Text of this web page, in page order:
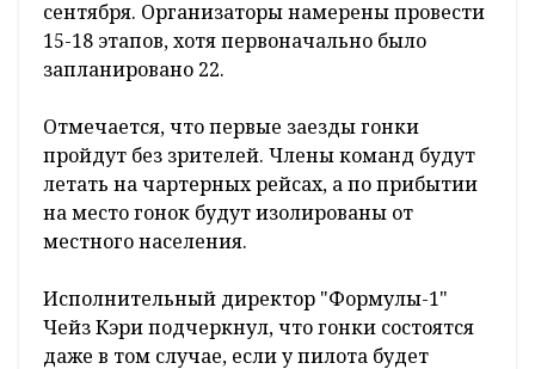
сентября. Организаторы намерены провести
15-18 этапов, хотя первоначально было
запланировано 22.
Отмечается, что первые заезды гонки
пройдут без зрителей. Члены команд будут
летать на чартерных рейсах, а по прибытии
на место гонок будут изолированы от
местного населения.
Исполнительный директор "Формулы-1"
Чейз Кэри подчеркнул, что гонки состоятся
даже в том случае, если у пилота будет